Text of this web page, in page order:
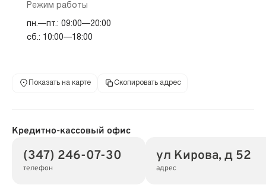
Режим работы
пн.—пт.: 09:00—20:00
сб.: 10:00—18:00
Показать на карте Скопировать адрес
Кредитно-кассовый офис
(347) 246-07-30
телефон
ул Кирова, д 52
адрес